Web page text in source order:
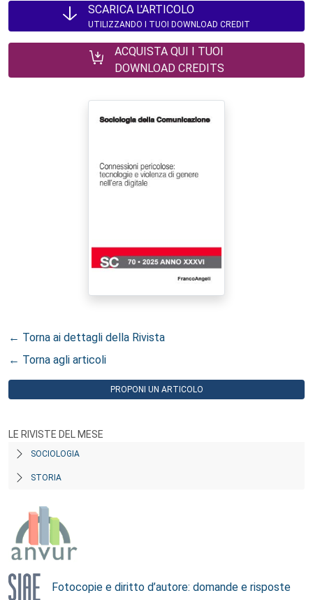
SCARICA L'ARTICOLO
UTILIZZANDO I TUOI DOWNLOAD CREDIT
ACQUISTA QUI I TUOI
DOWNLOAD CREDITS
← Torna ai dettagli della Rivista
← Torna agli articoli
PROPONI UN ARTICOLO
LE RIVISTE DEL MESE
SOCIOLOGIA
STORIA
Fotocopie e diritto d’autore: domande e risposte